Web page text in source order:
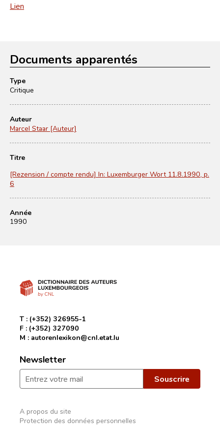
Lien
Documents apparentés
Type
Critique
Auteur
Marcel Staar [Auteur]
Titre
[Rezension / compte rendu] In: Luxemburger Wort 11.8.1990, p.
6
Année
1990
T : (+352) 326955-1
F : (+352) 327090
M : autorenlexikon@cnl.etat.lu
Newsletter
A propos du site
Protection des données personnelles